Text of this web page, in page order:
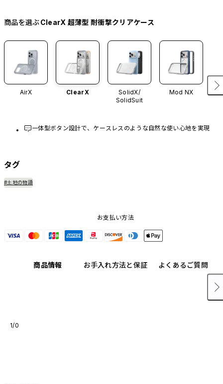
商品を選ぶClearX 超薄型 耐衝撃クリアケース
AirX ClearX
SolidX/
SolidSuit
Mod NX
一体型ボタン設計で、ケースレスのような自然な使い心地を実現
タグ
#土地の物語
お支払い方法
商品情報 お手入れ方法と保証 よくあるご質問
1/0